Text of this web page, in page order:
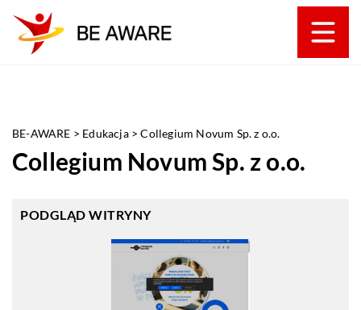
BE-AWARE > Edukacja>Collegium Novum Sp. z o.o.
Collegium Novum Sp. z o.o.
PODGLĄD WITRYNY